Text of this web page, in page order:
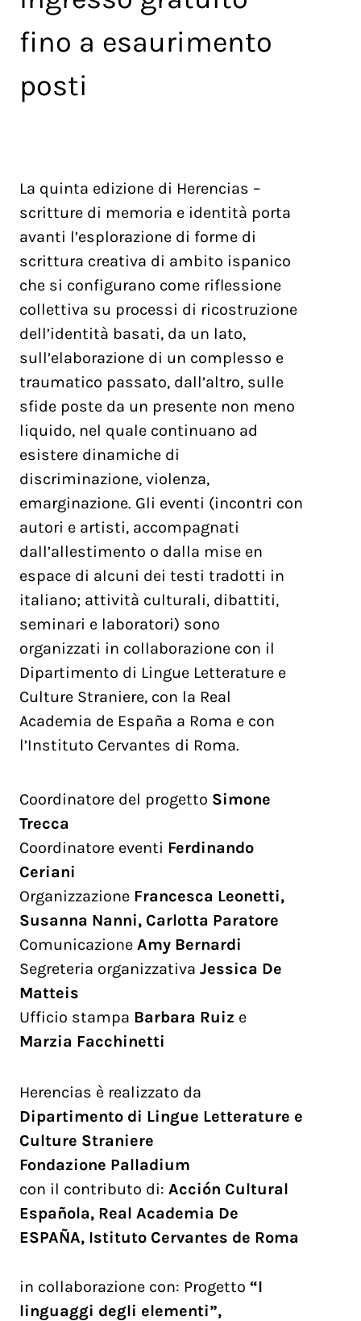
fino a esaurimento
posti
La quinta edizione di Herencias –
scritture di memoria e identità porta
avanti l’esplorazione di forme di
scrittura creativa di ambito ispanico
che si configurano come riflessione
collettiva su processi di ricostruzione
dell’identità basati, da un lato,
sull’elaborazione di un complesso e
traumatico passato, dall’altro, sulle
sfide poste da un presente non meno
liquido, nel quale continuano ad
esistere dinamiche di
discriminazione, violenza,
emarginazione. Gli eventi (incontri con
autori e artisti, accompagnati
dall’allestimento o dalla mise en
espace di alcuni dei testi tradotti in
italiano; attività culturali, dibattiti,
seminari e laboratori) sono
organizzati in collaborazione con il
Dipartimento di Lingue Letterature e
Culture Straniere, con la Real
Academia de España a Roma e con
l’Instituto Cervantes di Roma.
Coordinatore del progetto Simone
Trecca
Coordinatore eventi Ferdinando
Ceriani
Organizzazione Francesca Leonetti,
Susanna Nanni, Carlotta Paratore
Comunicazione Amy Bernardi
Segreteria organizzativa Jessica De
Matteis
Ufficio stampa Barbara Ruiz e
Marzia Facchinetti
Herencias è realizzato da
Dipartimento di Lingue Letterature e
Culture Straniere
Fondazione Palladium
con il contributo di: Acción Cultural
Española, Real Academia De
ESPAÑA, Istituto Cervantes de Roma
in collaborazione con: Progetto “I
linguaggi degli elementi”,